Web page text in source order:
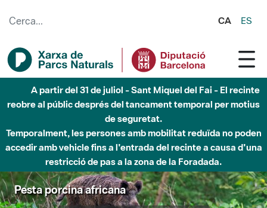
CA ES
A partir del 31 de juliol - Sant Miquel del Fai - El recinte
reobre al públic després del tancament temporal per motius
de seguretat.
Temporalment, les persones amb mobilitat reduïda no poden
accedir amb vehicle fins a l'entrada del recinte a causa d'una
restricció de pas a la zona de la Foradada.
Pesta porcina africana